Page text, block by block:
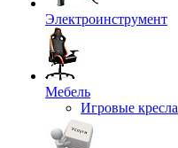
Электроинструмент
Мебель
Игровые кресла